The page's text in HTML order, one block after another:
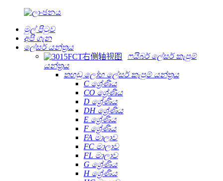
මුල් පිටුව
අපි ගැන
ලේසර් යන්ත්‍රය
ෆයිබර් ලේසර් කැපුම්
යන්ත්‍රය
තහඩු ලෝහ ලේසර් කැපුම් යන්ත්‍රය
C ශ්‍රේණිය
CO ශ්‍රේණිය
D ශ්‍රේණිය
DH ශ්‍රේණිය
E ශ්‍රේණිය
F ශ්‍රේණිය
FA මාලාව
FC මාලාව
FL මාලාව
G ශ්‍රේණිය
H ශ්‍රේණිය